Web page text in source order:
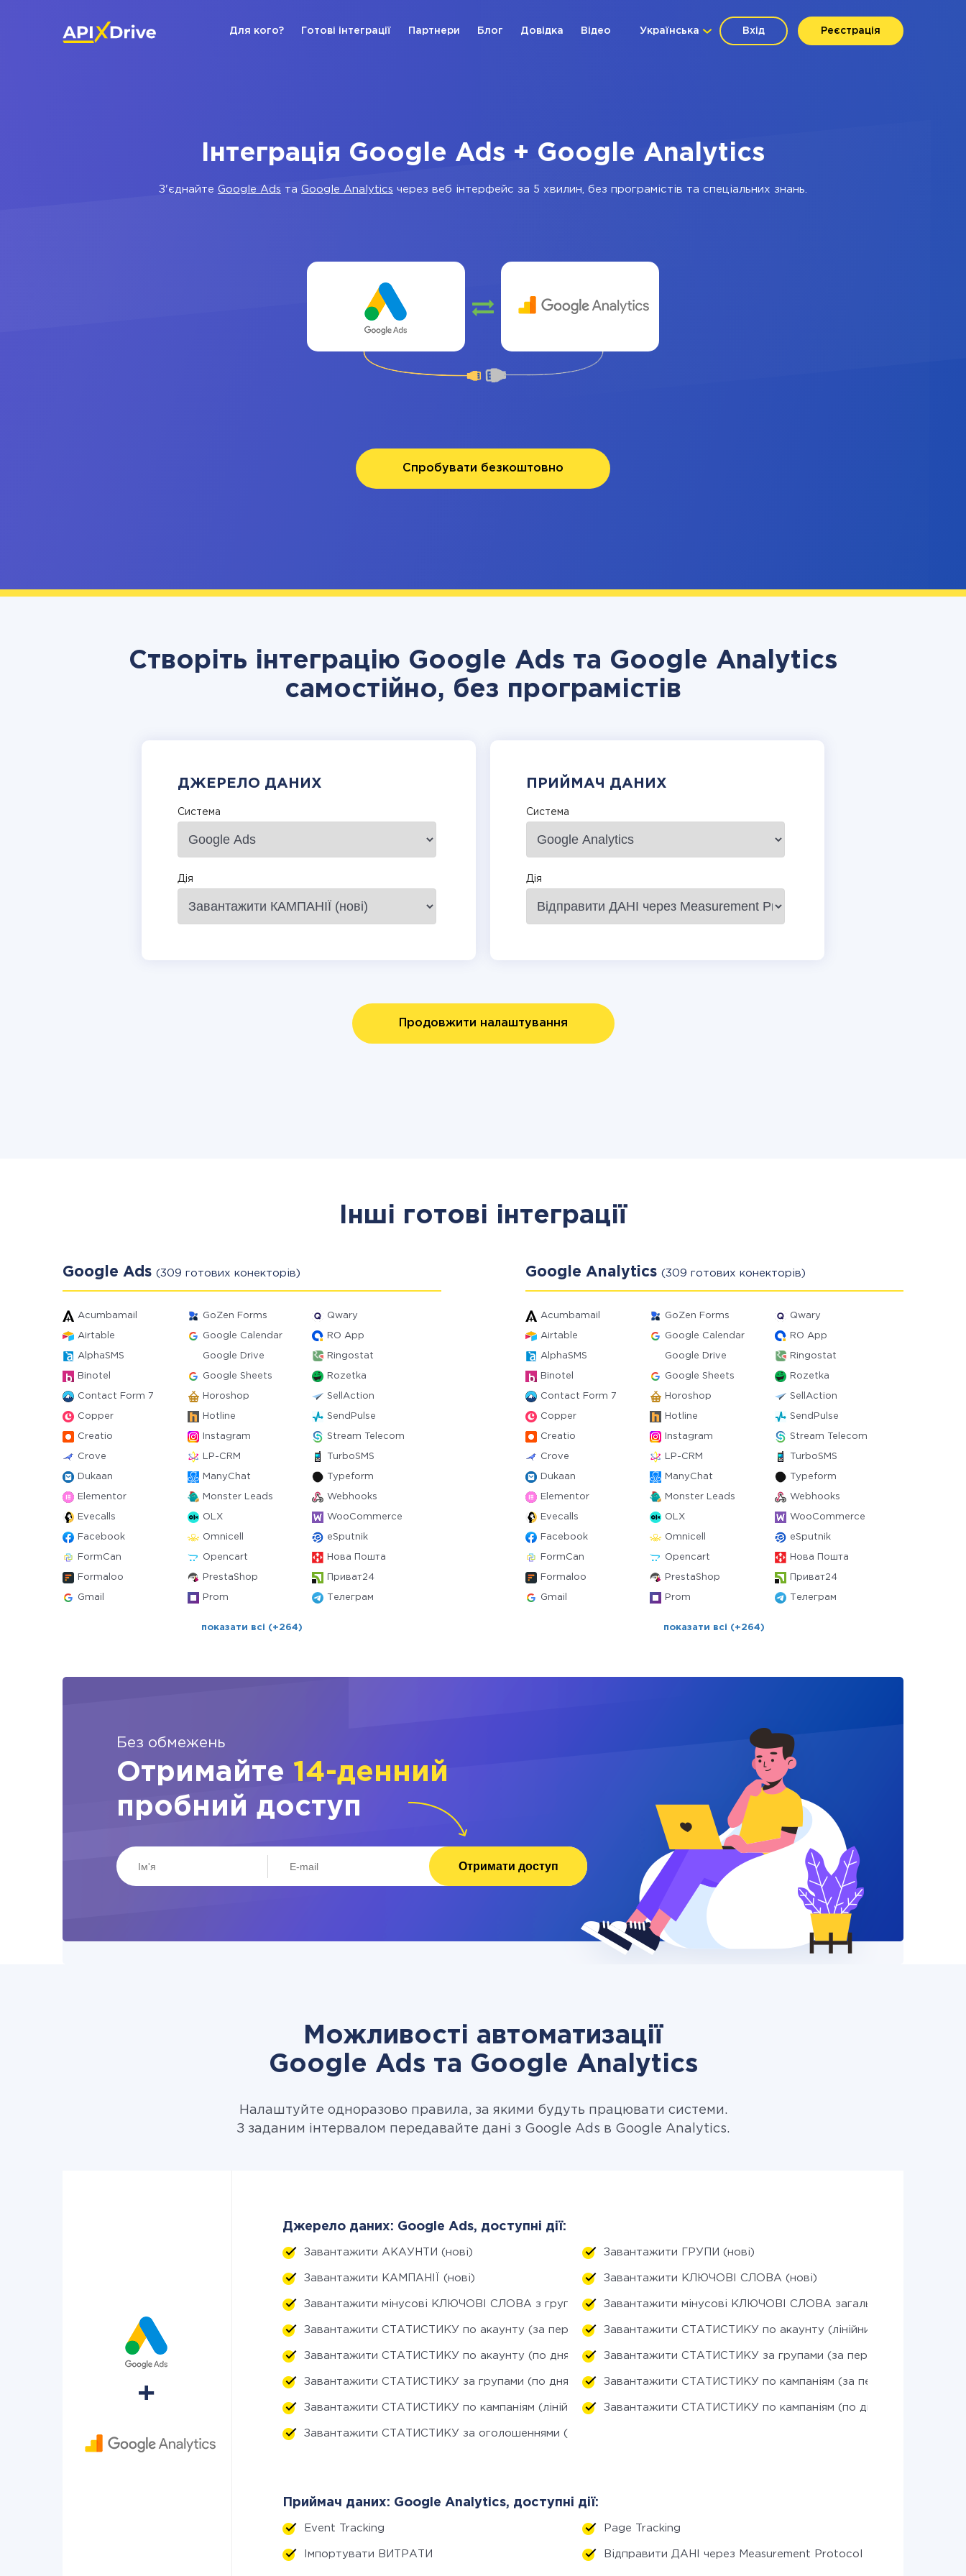
Вхід Реєстрація
Українська
Для кого? Готові інтеграції Партнери Блог Довідка Відео
Інтеграція Google Ads + Google Analytics
З'єднайте Google Ads та Google Analytics через веб інтерфейс за 5 хвилин, без програмістів та спеціальних знань.
Спробувати безкоштовно
Створіть інтеграцію Google Ads та Google Analytics
самостійно, без програмістів
ДЖЕРЕЛО ДАНИХ
Система
Дія
ПРИЙМАЧ ДАНИХ
Система
Дія
Продовжити налаштування
Інші готові інтеграції
Google Ads (309 готових конекторів)
Acumbamail GoZen Forms Qwary
Airtable Google Calendar RO App
AlphaSMS Google Drive Ringostat
Binotel Google Sheets Rozetka
Contact Form 7 Horoshop SellAction
Copper Hotline SendPulse
Creatio Instagram Stream Telecom
Crove LP-CRM TurboSMS
Dukaan ManyChat Typeform
Elementor Monster Leads Webhooks
Evecalls OLX WooCommerce
Facebook Omnicell eSputnik
FormCan Opencart Нова Пошта
Formaloo PrestaShop Приват24
Gmail Prom Телеграм
показати всі (+264)
Google Analytics (309 готових конекторів)
Acumbamail GoZen Forms Qwary
Airtable Google Calendar RO App
AlphaSMS Google Drive Ringostat
Binotel Google Sheets Rozetka
Contact Form 7 Horoshop SellAction
Copper Hotline SendPulse
Creatio Instagram Stream Telecom
Crove LP-CRM TurboSMS
Dukaan ManyChat Typeform
Elementor Monster Leads Webhooks
Evecalls OLX WooCommerce
Facebook Omnicell eSputnik
FormCan Opencart Нова Пошта
Formaloo PrestaShop Приват24
Gmail Prom Телеграм
показати всі (+264)
Без обмежень
Отримайте 14-денний
пробний доступ
Отримати доступ
Можливості автоматизації
Google Ads та Google Analytics
Налаштуйте одноразово правила, за якими будуть працювати системи.
З заданим інтервалом передавайте дані з Google Ads в Google Analytics.
Джерело даних: Google Ads, доступні дії:
Завантажити АКАУНТИ (нові) Завантажити ГРУПИ (нові)
Завантажити КАМПАНІЇ (нові) Завантажити КЛЮЧОВІ СЛОВА (нові)
Завантажити мінусові КЛЮЧОВІ СЛОВА з груп (нові)Завантажити мінусові КЛЮЧОВІ СЛОВА загального списку
Завантажити СТАТИСТИКУ по акаунту (за період) Завантажити СТАТИСТИКУ по акаунту (лінійний прогноз)
Завантажити СТАТИСТИКУ по акаунту (по днях) Завантажити СТАТИСТИКУ за групами (за період)
Завантажити СТАТИСТИКУ за групами (по днях) Завантажити СТАТИСТИКУ по кампаніям (за період)
Завантажити СТАТИСТИКУ по кампаніям (лінійний прогноз)Завантажити СТАТИСТИКУ по кампаніям (по днях)
Завантажити СТАТИСТИКУ за оголошеннями (по днях)
Приймач даних: Google Analytics, доступні дії:
Event Tracking Page Tracking
Імпортувати ВИТРАТИ Відправити ДАНІ через Measurement Protocol